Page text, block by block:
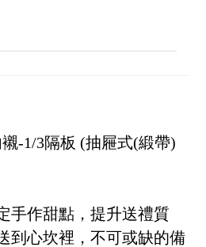
-1/3隔板 (抽屜式(緞帶)
手作甜點，提升送禮質
到心坎裡，不可或缺的備